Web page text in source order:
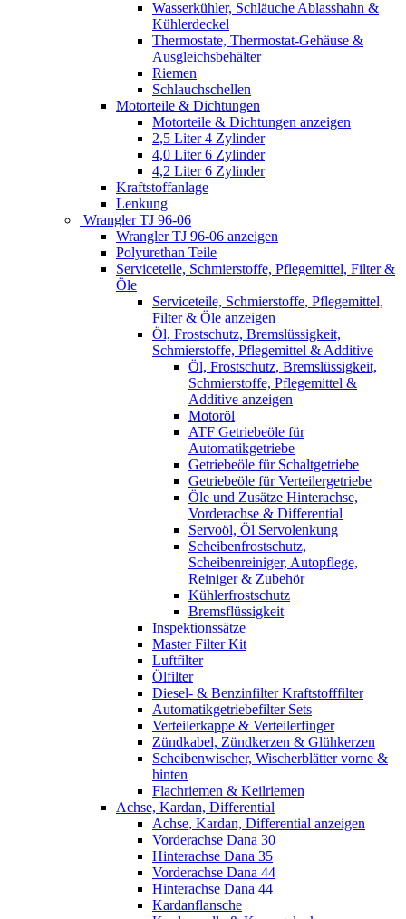
Wasserkühler, Schläuche Ablasshahn &
Kühlerdeckel
Thermostate, Thermostat-Gehäuse &
Ausgleichsbehälter
Riemen
Schlauchschellen
Motorteile & Dichtungen
Motorteile & Dichtungen anzeigen
2,5 Liter 4 Zylinder
4,0 Liter 6 Zylinder
4,2 Liter 6 Zylinder
Kraftstoffanlage
Lenkung
Wrangler TJ 96-06
Wrangler TJ 96-06 anzeigen
Polyurethan Teile
Serviceteile, Schmierstoffe, Pflegemittel, Filter &
Öle
Serviceteile, Schmierstoffe, Pflegemittel,
Filter & Öle anzeigen
Öl, Frostschutz, Bremslüssigkeit,
Schmierstoffe, Pflegemittel & Additive
Öl, Frostschutz, Bremslüssigkeit,
Schmierstoffe, Pflegemittel &
Additive anzeigen
Motoröl
ATF Getriebeöle für
Automatikgetriebe
Getriebeöle für Schaltgetriebe
Getriebeöle für Verteilergetriebe
Öle und Zusätze Hinterachse,
Vorderachse & Differential
Servoöl, Öl Servolenkung
Scheibenfrostschutz,
Scheibenreiniger, Autopflege,
Reiniger & Zubehör
Kühlerfrostschutz
Bremsflüssigkeit
Inspektionssätze
Master Filter Kit
Luftfilter
Ölfilter
Diesel- & Benzinfilter Kraftstofffilter
Automatikgetriebefilter Sets
Verteilerkappe & Verteilerfinger
Zündkabel, Zündkerzen & Glühkerzen
Scheibenwischer, Wischerblätter vorne &
hinten
Flachriemen & Keilriemen
Achse, Kardan, Differential
Achse, Kardan, Differential anzeigen
Vorderachse Dana 30
Hinterachse Dana 35
Vorderachse Dana 44
Hinterachse Dana 44
Kardanflansche